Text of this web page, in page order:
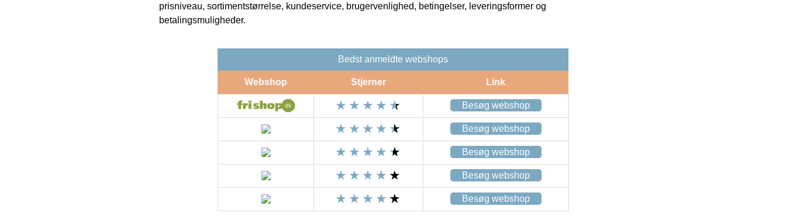
prisniveau, sortimentstørrelse, kundeservice, brugervenlighed, betingelser, leveringsformer og
betalingsmuligheder.
Bedst anmeldte webshops
Webshop Stjerner Link
Besøg webshop
Besøg webshop
Besøg webshop
Besøg webshop
Besøg webshop